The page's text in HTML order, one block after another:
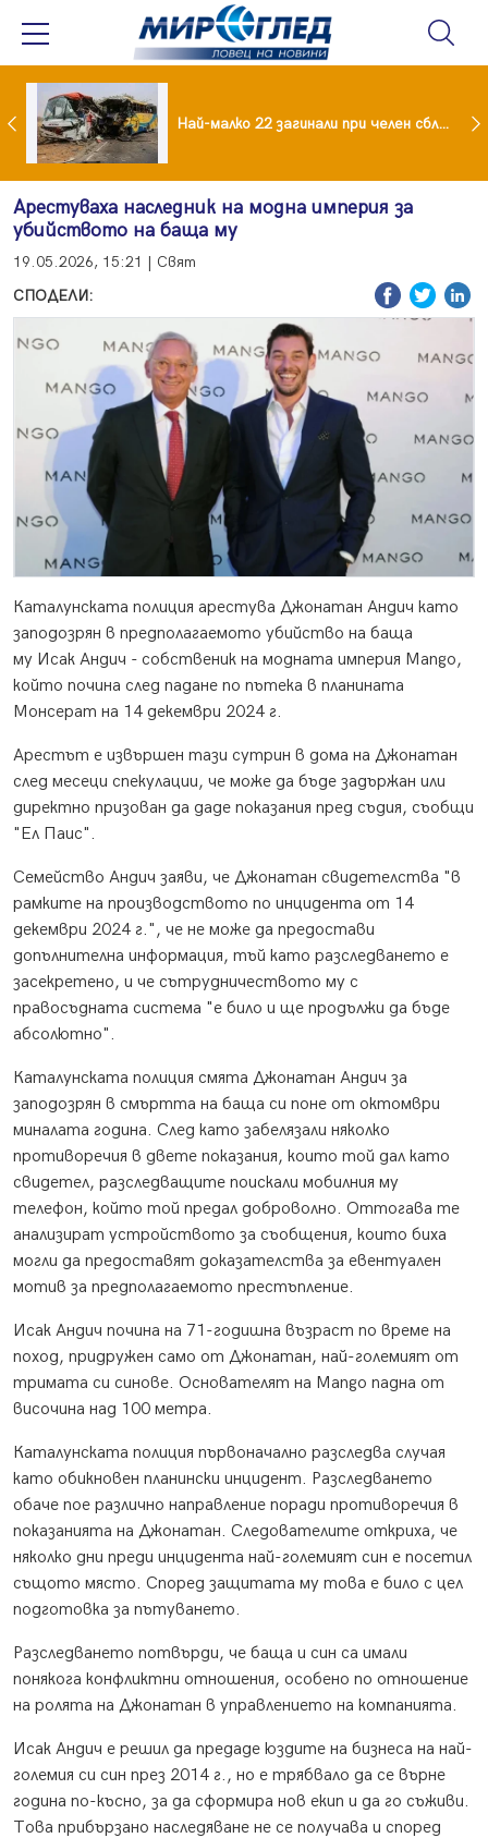
споразумение със САЩ , но без компромиси Най-малко 22 загинали при челен сблъсък между два автобуса
Арестуваха наследник на модна империя за
убийството на баща му
19.05.2026, 15:21 | Свят
СПОДЕЛИ:
Каталунската полиция арестува Джонатан Андич като
заподозрян в предполагаемото убийство на баща
му Исак Андич - собственик на модната империя Mango,
който почина след падане по пътека в планината
Монсерат на 14 декември 2024 г.
Арестът е извършен тази сутрин в дома на Джонатан
след месеци спекулации, че може да бъде задържан или
директно призован да даде показания пред съдия, съобщи
"Ел Паис".
Семейство Андич заяви, че Джонатан свидетелства "в
рамките на производството по инцидента от 14
декември 2024 г.", че не може да предостави
допълнителна информация, тъй като разследването е
засекретено, и че сътрудничеството му с
правосъдната система "е било и ще продължи да бъде
абсолютно".
Каталунската полиция смята Джонатан Андич за
заподозрян в смъртта на баща си поне от октомври
миналата година. След като забелязали няколко
противоречия в двете показания, които той дал като
свидетел, разследващите поискали мобилния му
телефон, който той предал доброволно. Оттогава те
анализират устройството за съобщения, които биха
могли да предоставят доказателства за евентуален
мотив за предполагаемото престъпление.
Исак Андич почина на 71-годишна възраст по време на
поход, придружен само от Джонатан, най-големият от
тримата си синове. Основателят на Mango падна от
височина над 100 метра.
Каталунската полиция първоначално разследва случая
като обикновен планински инцидент. Разследването
обаче пое различно направление поради противоречия в
показанията на Джонатан. Следователите откриха, че
няколко дни преди инцидента най-големият син е посетил
същото място. Според защитата му това е било с цел
подготовка за пътуването.
Разследването потвърди, че баща и син са имали
понякога конфликтни отношения, особено по отношение
на ролята на Джонатан в управлението на компанията.
Исак Андич е решил да предаде юздите на бизнеса на най-
големия си син през 2014 г., но е трябвало да се върне
година по-късно, за да сформира нов екип и да го съживи.
Това прибързано наследяване не се получава и според